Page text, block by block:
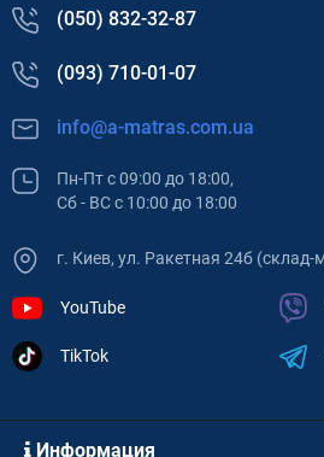
(050) 832-32-87
(093) 710-01-07
info@a-matras.com.ua
Пн-Пт с 09:00 до 18:00,
Сб - ВС с 10:00 до 18:00
г. Киев, ул. Ракетная 24б (склад-
YouTube
TikTok
Информация